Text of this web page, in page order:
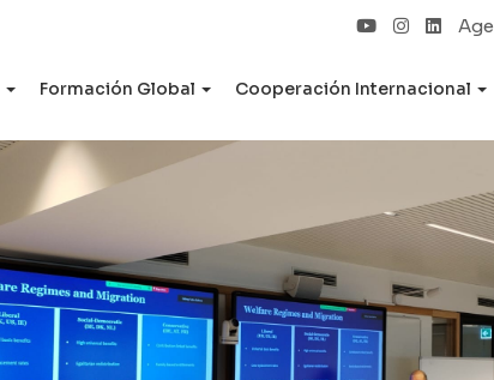
Formación Global Cooperación Internacional